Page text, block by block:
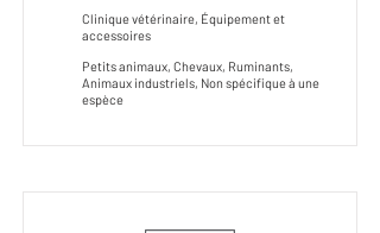
Clinique vétérinaire, Équipement et
accessoires
Petits animaux, Chevaux, Ruminants,
Animaux industriels, Non spécifique à une
espèce